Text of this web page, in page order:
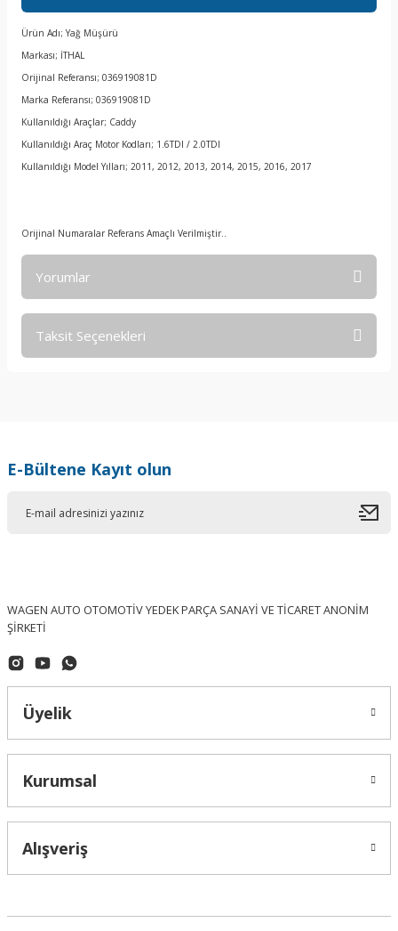
Ürün Adı; Yağ Müşürü
Markası; İTHAL
Orijinal Referansı; 036919081D
Marka Referansı; 036919081D
Kullanıldığı Araçlar; Caddy
Kullanıldığı Araç Motor Kodları; 1.6TDI / 2.0TDI
Kullanıldığı Model Yılları; 2011, 2012, 2013, 2014, 2015, 2016, 2017
Orijinal Numaralar Referans Amaçlı Verilmiştir..
Yorumlar
Taksit Seçenekleri
E-Bültene Kayıt olun
WAGEN AUTO OTOMOTİV YEDEK PARÇA SANAYİ VE TİCARET ANONİM
ŞİRKETİ
Üyelik
Kurumsal
Alışveriş